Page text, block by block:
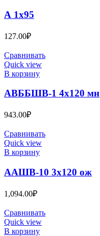
А 1х95
127.00₽
Сравнивать
Quick view
В корзину
АВББШВ-1 4х120 мн
943.00₽
Сравнивать
Quick view
В корзину
ААШВ-10 3х120 ож
1,094.00₽
Сравнивать
Quick view
В корзину